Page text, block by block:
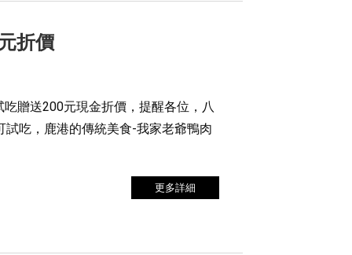
折價
贈送200元現金折價，提醒各位，八
吃，鹿港的傳統美食-我家老爺鴨肉
更多詳細